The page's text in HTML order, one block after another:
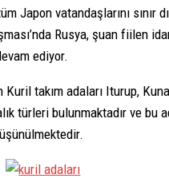
Japon vatandaşlarını
Rusya, şuan fiilen
ediyor.
takım adaları Iturup,
bulunmaktadır ve bu